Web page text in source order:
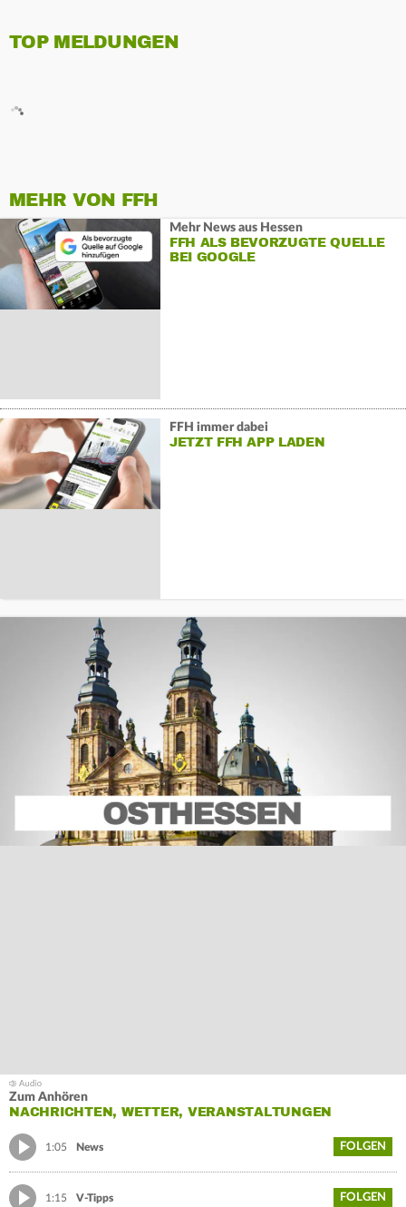
TOP MELDUNGEN
MEHR VON FFH
Mehr News aus Hessen
FFH ALS BEVORZUGTE QUELLE
BEI GOOGLE
FFH immer dabei
JETZT FFH APP LADEN
Zum Anhören
NACHRICHTEN, WETTER, VERANSTALTUNGEN
1:05 News FOLGEN
1:15 V-Tipps FOLGEN